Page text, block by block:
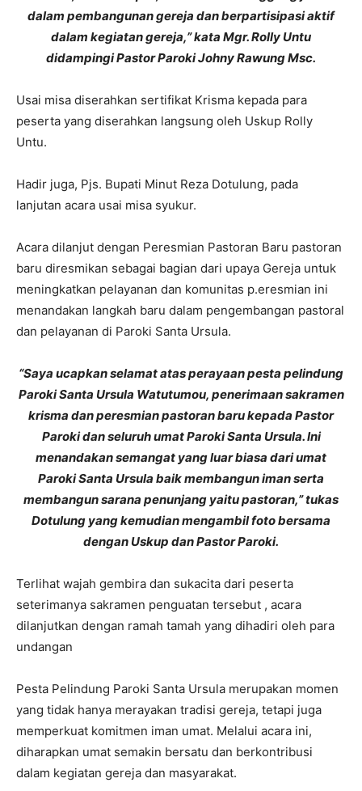
dalam pembangunan gereja dan berpartisipasi aktif
dalam kegiatan gereja,” kata Mgr. Rolly Untu
didampingi Pastor Paroki Johny Rawung Msc.
Usai misa diserahkan sertifikat Krisma kepada para
peserta yang diserahkan langsung oleh Uskup Rolly
Untu.
Hadir juga, Pjs. Bupati Minut Reza Dotulung, pada
lanjutan acara usai misa syukur.
Acara dilanjut dengan Peresmian Pastoran Baru pastoran
baru diresmikan sebagai bagian dari upaya Gereja untuk
meningkatkan pelayanan dan komunitas p.eresmian ini
menandakan langkah baru dalam pengembangan pastoral
dan pelayanan di Paroki Santa Ursula.
“Saya ucapkan selamat atas perayaan pesta pelindung
Paroki Santa Ursula Watutumou, penerimaan sakramen
krisma dan peresmian pastoran baru kepada Pastor
Paroki dan seluruh umat Paroki Santa Ursula. Ini
menandakan semangat yang luar biasa dari umat
Paroki Santa Ursula baik membangun iman serta
membangun sarana penunjang yaitu pastoran,” tukas
Dotulung yang kemudian mengambil foto bersama
dengan Uskup dan Pastor Paroki.
Terlihat wajah gembira dan sukacita dari peserta
seterimanya sakramen penguatan tersebut , acara
dilanjutkan dengan ramah tamah yang dihadiri oleh para
undangan
Pesta Pelindung Paroki Santa Ursula merupakan momen
yang tidak hanya merayakan tradisi gereja, tetapi juga
memperkuat komitmen iman umat. Melalui acara ini,
diharapkan umat semakin bersatu dan berkontribusi
dalam kegiatan gereja dan masyarakat.